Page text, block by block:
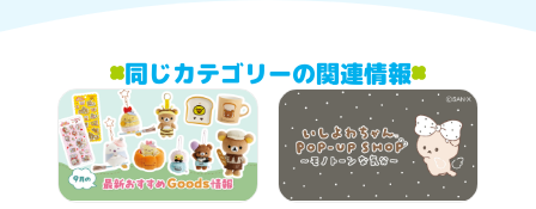
同じカテゴリーの関連情報